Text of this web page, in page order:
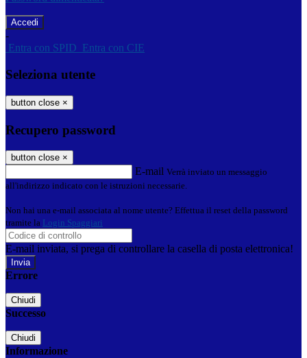
-
Entra con SPID Entra con CIE
Seleziona utente
button close ×
Recupero password
button close ×
E-mail Verrà inviato un messaggio
all'indirizzo indicato con le istruzioni necessarie.
Non hai una e-mail associata al nome utente? Effettua il reset della password
tramite la Login Spaggiari
E-mail inviata, si prega di controllare la casella di posta elettronica!
Errore
Chiudi
Successo
Chiudi
Informazione